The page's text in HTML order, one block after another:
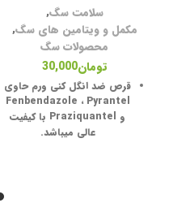
سلامت سگ,
مکمل و ویتامین های سگ,
محصولات سگ
تومان30,000
قرص ضد انگل کنی ورم حاوی
Fenbendazole ، Pyrantel
و Praziquantel
با کیفیت
عالی میباشد.